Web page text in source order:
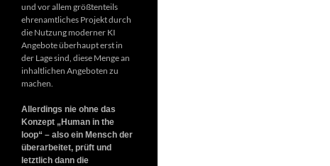
und vor allem größtenteils
ehrenamtliches Projekt durch
die Nutzung moderner KI
Angebote überhaupt erst in
der Lage sind, diese Menge an
inhaltlichen Angeboten zu
machen.
Allerdings nie ohne das
Konzept „Human in the
loop“ – also ein Mensch der
überarbeitet, prüft und
letztlich dann die